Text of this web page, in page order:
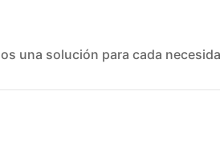
una solución para cada